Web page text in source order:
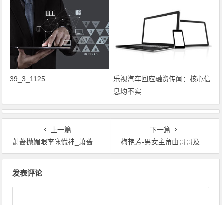
39_3_1125
乐视汽车回应融资传闻：核心信
息均不实
上一篇
萧蔷抛媚眼李咏慌神_萧蔷年轻时候的照片
下一篇
梅艳芳-男女主角由哥哥及梅艳芳-梅艳芳遗产谜团加剧
发表评论